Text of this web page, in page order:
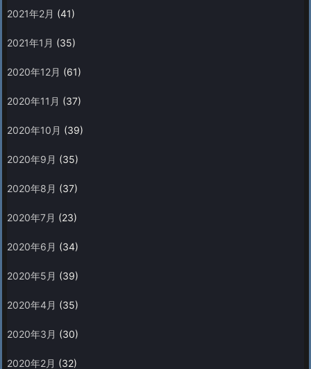
2021年2月 (41)
2021年1月 (35)
2020年12月 (61)
2020年11月 (37)
2020年10月 (39)
2020年9月 (35)
2020年8月 (37)
2020年7月 (23)
2020年6月 (34)
2020年5月 (39)
2020年4月 (35)
2020年3月 (30)
2020年2月 (32)